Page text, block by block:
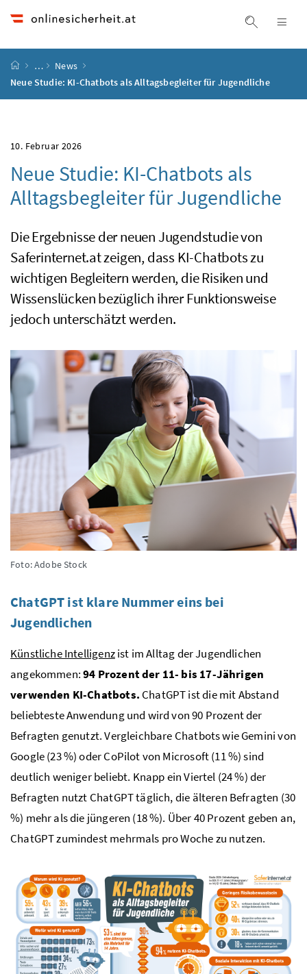
Suche
Startseite
…
News
Neue Studie: KI-Chatbots als Alltagsbegleiter für Jugendliche
10. Februar 2026
Neue Studie: KI-Chatbots als
Alltagsbegleiter für Jugendliche
Die Ergebnisse der neuen Jugendstudie von
Saferinternet.at zeigen, dass KI-Chatbots zu
wichtigen Begleitern werden, die Risiken und
Wissenslücken bezüglich ihrer Funktionsweise
jedoch unterschätzt werden.
Foto: Adobe Stock
ChatGPT ist klare Nummer eins bei
Jugendlichen
Künstliche Intelligenzist im Alltag der Jugendlichen
angekommen:94 Prozent der 11- bis 17-Jährigen
verwenden KI-Chatbots. ChatGPT ist die mit Abstand
beliebteste Anwendung und wird von 90 Prozent der
Befragten genutzt. Vergleichbare Chatbots wie Gemini von
Google (23 %) oder CoPilot von Microsoft (11 %) sind
deutlich weniger beliebt. Knapp ein Viertel (24 %) der
Befragten nutzt ChatGPT täglich, die älteren Befragten (30
%) mehr als die jüngeren (18 %). Über 40 Prozent geben an,
ChatGPT zumindest mehrmals pro Woche zu nutzen.